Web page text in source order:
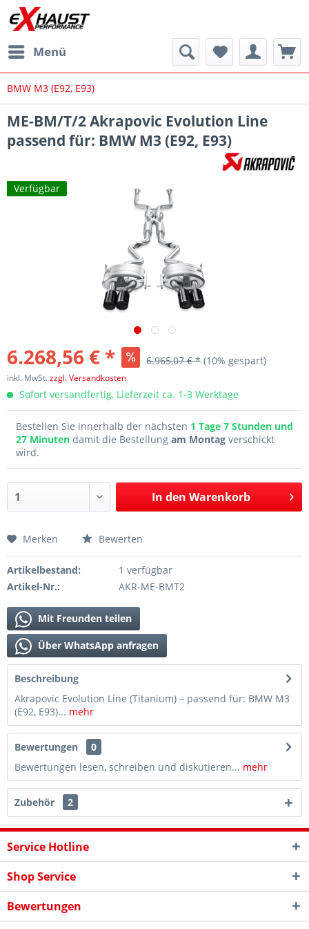
Menü
BMW M3 (E92, E93)
ME-BM/T/2 Akrapovic Evolution Line
passend für: BMW M3 (E92, E93)
Verfügbar
6.268,56 € * 6.965,07 € * (10% gespart)
inkl. MwSt.zzgl. Versandkosten
Sofort versandfertig, Lieferzeit ca. 1-3 Werktage
Bestellen Sie innerhalb der nächsten 1 Tage 7 Stunden und
27 Minuten damit die Bestellung am Montag verschickt
wird.
In den Warenkorb
Merken Bewerten
Artikelbestand:
1 verfügbar
Artikel-Nr.:
AKR-ME-BMT2
Mit Freunden teilen
Über WhatsApp anfragen
Beschreibung
Akrapovic Evolution Line (Titanium) – passend für: BMW M3
(E92, E93)... mehr
Bewertungen
0
Bewertungen lesen, schreiben und diskutieren... mehr
Zubehör 2
Service Hotline
Shop Service
Bewertungen